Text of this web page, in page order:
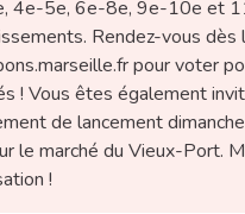
4e-5e, 6e-8e, 9e-10e et
Rendez-vous dès
pour voter
! Vous êtes également
de lancement
le marché du Vieux-Port.
!